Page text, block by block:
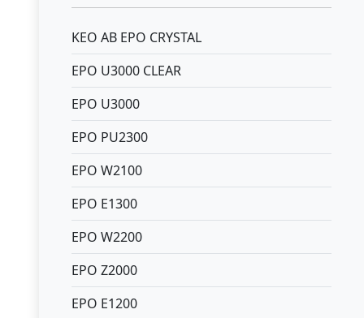
KEO AB EPO CRYSTAL
EPO U3000 CLEAR
EPO U3000
EPO PU2300
EPO W2100
EPO E1300
EPO W2200
EPO Z2000
EPO E1200